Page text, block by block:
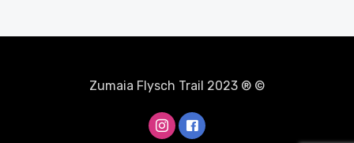
Zumaia Flysch Trail 2023 ® ©